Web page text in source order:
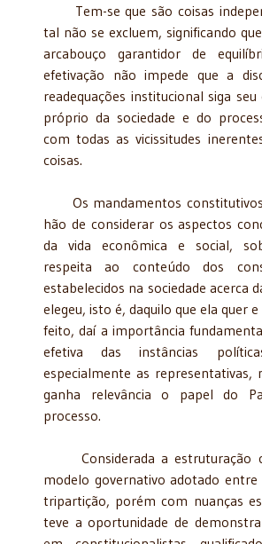
Tem-se que são coisas
tal não se excluem, significando
arcabouço garantidor de
efetivação não impede que a
readequações institucional siga
próprio da sociedade e do
com todas as vicissitudes
coisas.
Os mandamentos constitutivos
hão de considerar os aspectos
da vida econômica e social,
respeita ao conteúdo dos
estabelecidos na sociedade acerca
elegeu, isto é, daquilo que ela quer
feito, daí a importância
efetiva das instâncias
especialmente as representativas,
ganha relevância o papel do
processo.
Considerada a estruturação
modelo governativo adotado
tripartição, porém com nuanças
teve a oportunidade de